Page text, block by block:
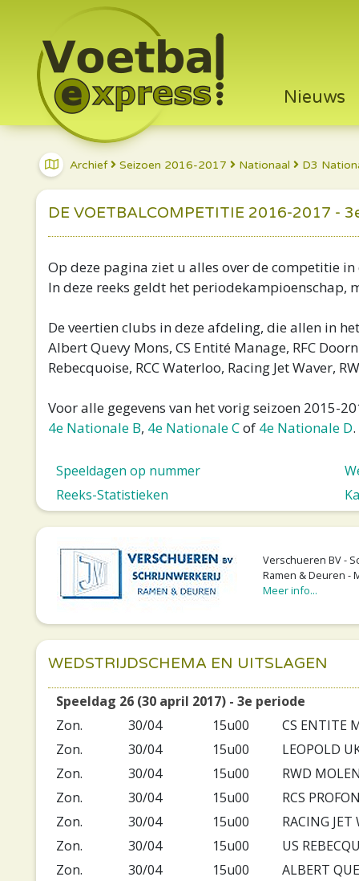
Nieuws
Archief Seizoen 2016-2017 Nationaal D3
DE VOETBALCOMPETITIE 2016-2017 -
Op deze pagina ziet u alles over de competitie in
In deze reeks geldt het periodekampioenschap,
De veertien clubs in deze afdeling, die allen in
Albert Quevy Mons, CS Entité Manage, RFC
Rebecquoise, RCC Waterloo, Racing Jet Waver,
Voor alle gegevens van het vorig seizoen 2015-
4e Nationale B, 4e Nationale Cof 4e Nationale D.
Speeldagen op nummer
Reeks-Statistieken
Verschueren BV -
Ramen & Deuren -
Meer info...
WEDSTRIJDSCHEMA EN UITSLAGEN
Speeldag 26 (30 april 2017) - 3e periode
Zon.
30/04 15u00
CS ENTITE
Zon.
30/04 15u00
LEOPOLD
Zon.
30/04 15u00
RWD
Zon.
30/04 15u00
RCS
Zon.
30/04 15u00
RACING JET
Zon.
30/04 15u00
US
Zon.
30/04 15u00 ALBERT